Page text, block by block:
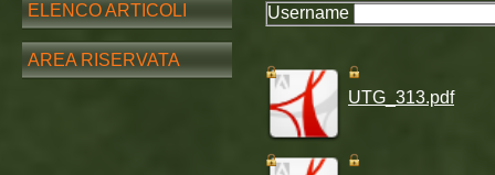
ELENCO ARTICOLI
AREA RISERVATA
Username
UTG_313.pdf